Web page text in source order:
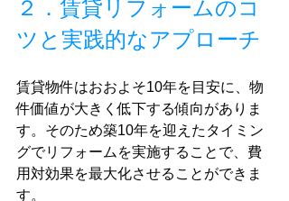
２．賃貸リフォームのコ
ツと実践的なアプローチ
賃貸物件はおおよそ10年を目安に、物
件価値が大きく低下する傾向がありま
す。そのため築10年を迎えたタイミン
グでリフォームを実施することで、費
用対効果を最大化させることができま
す。